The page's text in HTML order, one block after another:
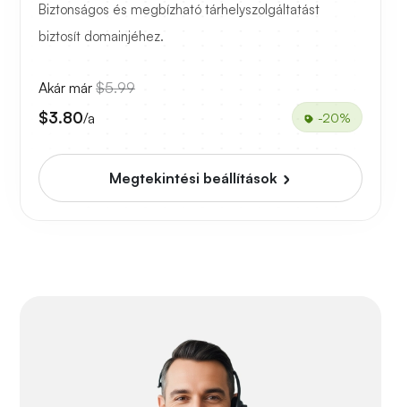
Biztonságos és megbízható tárhelyszolgáltatást
biztosít domainjéhez.
Akár már $5.99
$3.80/a -20%
Megtekintési beállítások